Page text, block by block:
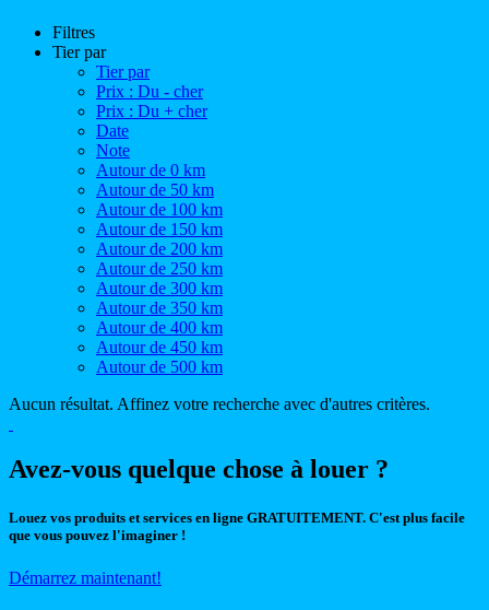
Filtres
Tier par
Tier par
Prix : Du - cher
Prix : Du + cher
Date
Note
Autour de 0 km
Autour de 50 km
Autour de 100 km
Autour de 150 km
Autour de 200 km
Autour de 250 km
Autour de 300 km
Autour de 350 km
Autour de 400 km
Autour de 450 km
Autour de 500 km
Aucun résultat. Affinez votre recherche avec d'autres critères.
Avez-vous quelque chose à louer ?
Louez vos produits et services en ligne GRATUITEMENT. C'est plus facile
que vous pouvez l'imaginer !
Démarrez maintenant!